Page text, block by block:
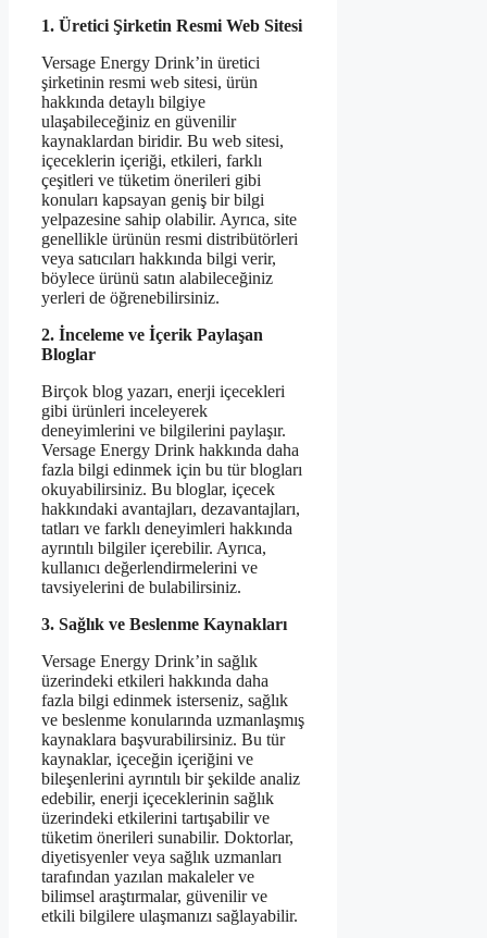
1. Üretici Şirketin Resmi Web Sitesi
Versage Energy Drink’in üretici
şirketinin resmi web sitesi, ürün
hakkında detaylı bilgiye
ulaşabileceğiniz en güvenilir
kaynaklardan biridir. Bu web sitesi,
içeceklerin içeriği, etkileri, farklı
çeşitleri ve tüketim önerileri gibi
konuları kapsayan geniş bir bilgi
yelpazesine sahip olabilir. Ayrıca, site
genellikle ürünün resmi distribütörleri
veya satıcıları hakkında bilgi verir,
böylece ürünü satın alabileceğiniz
yerleri de öğrenebilirsiniz.
2. İnceleme ve İçerik Paylaşan
Bloglar
Birçok blog yazarı, enerji içecekleri
gibi ürünleri inceleyerek
deneyimlerini ve bilgilerini paylaşır.
Versage Energy Drink hakkında daha
fazla bilgi edinmek için bu tür blogları
okuyabilirsiniz. Bu bloglar, içecek
hakkındaki avantajları, dezavantajları,
tatları ve farklı deneyimleri hakkında
ayrıntılı bilgiler içerebilir. Ayrıca,
kullanıcı değerlendirmelerini ve
tavsiyelerini de bulabilirsiniz.
3. Sağlık ve Beslenme Kaynakları
Versage Energy Drink’in sağlık
üzerindeki etkileri hakkında daha
fazla bilgi edinmek isterseniz, sağlık
ve beslenme konularında uzmanlaşmış
kaynaklara başvurabilirsiniz. Bu tür
kaynaklar, içeceğin içeriğini ve
bileşenlerini ayrıntılı bir şekilde analiz
edebilir, enerji içeceklerinin sağlık
üzerindeki etkilerini tartışabilir ve
tüketim önerileri sunabilir. Doktorlar,
diyetisyenler veya sağlık uzmanları
tarafından yazılan makaleler ve
bilimsel araştırmalar, güvenilir ve
etkili bilgilere ulaşmanızı sağlayabilir.